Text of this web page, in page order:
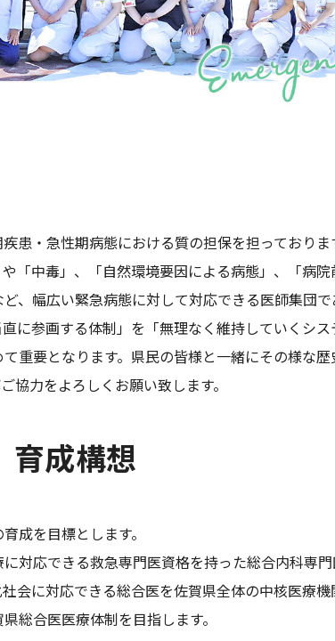
患・急性期病態における質の担保を担っておりま
「中毒」、「自然環境要因による病態」、「病院
、幅広い緊急病態に対して対応できる医師集団で
に参画する体制」を「無理なく維持していくシ
重要となります。県民の皆様と一緒にその様な
協力をよろしくお願い致します。
成構想
成を目標とします。
対応できる救急専門医資格を持った総合内科専
会に対応できる総合医を佐賀県全体の中核医療
総合医医療体制を目指します。